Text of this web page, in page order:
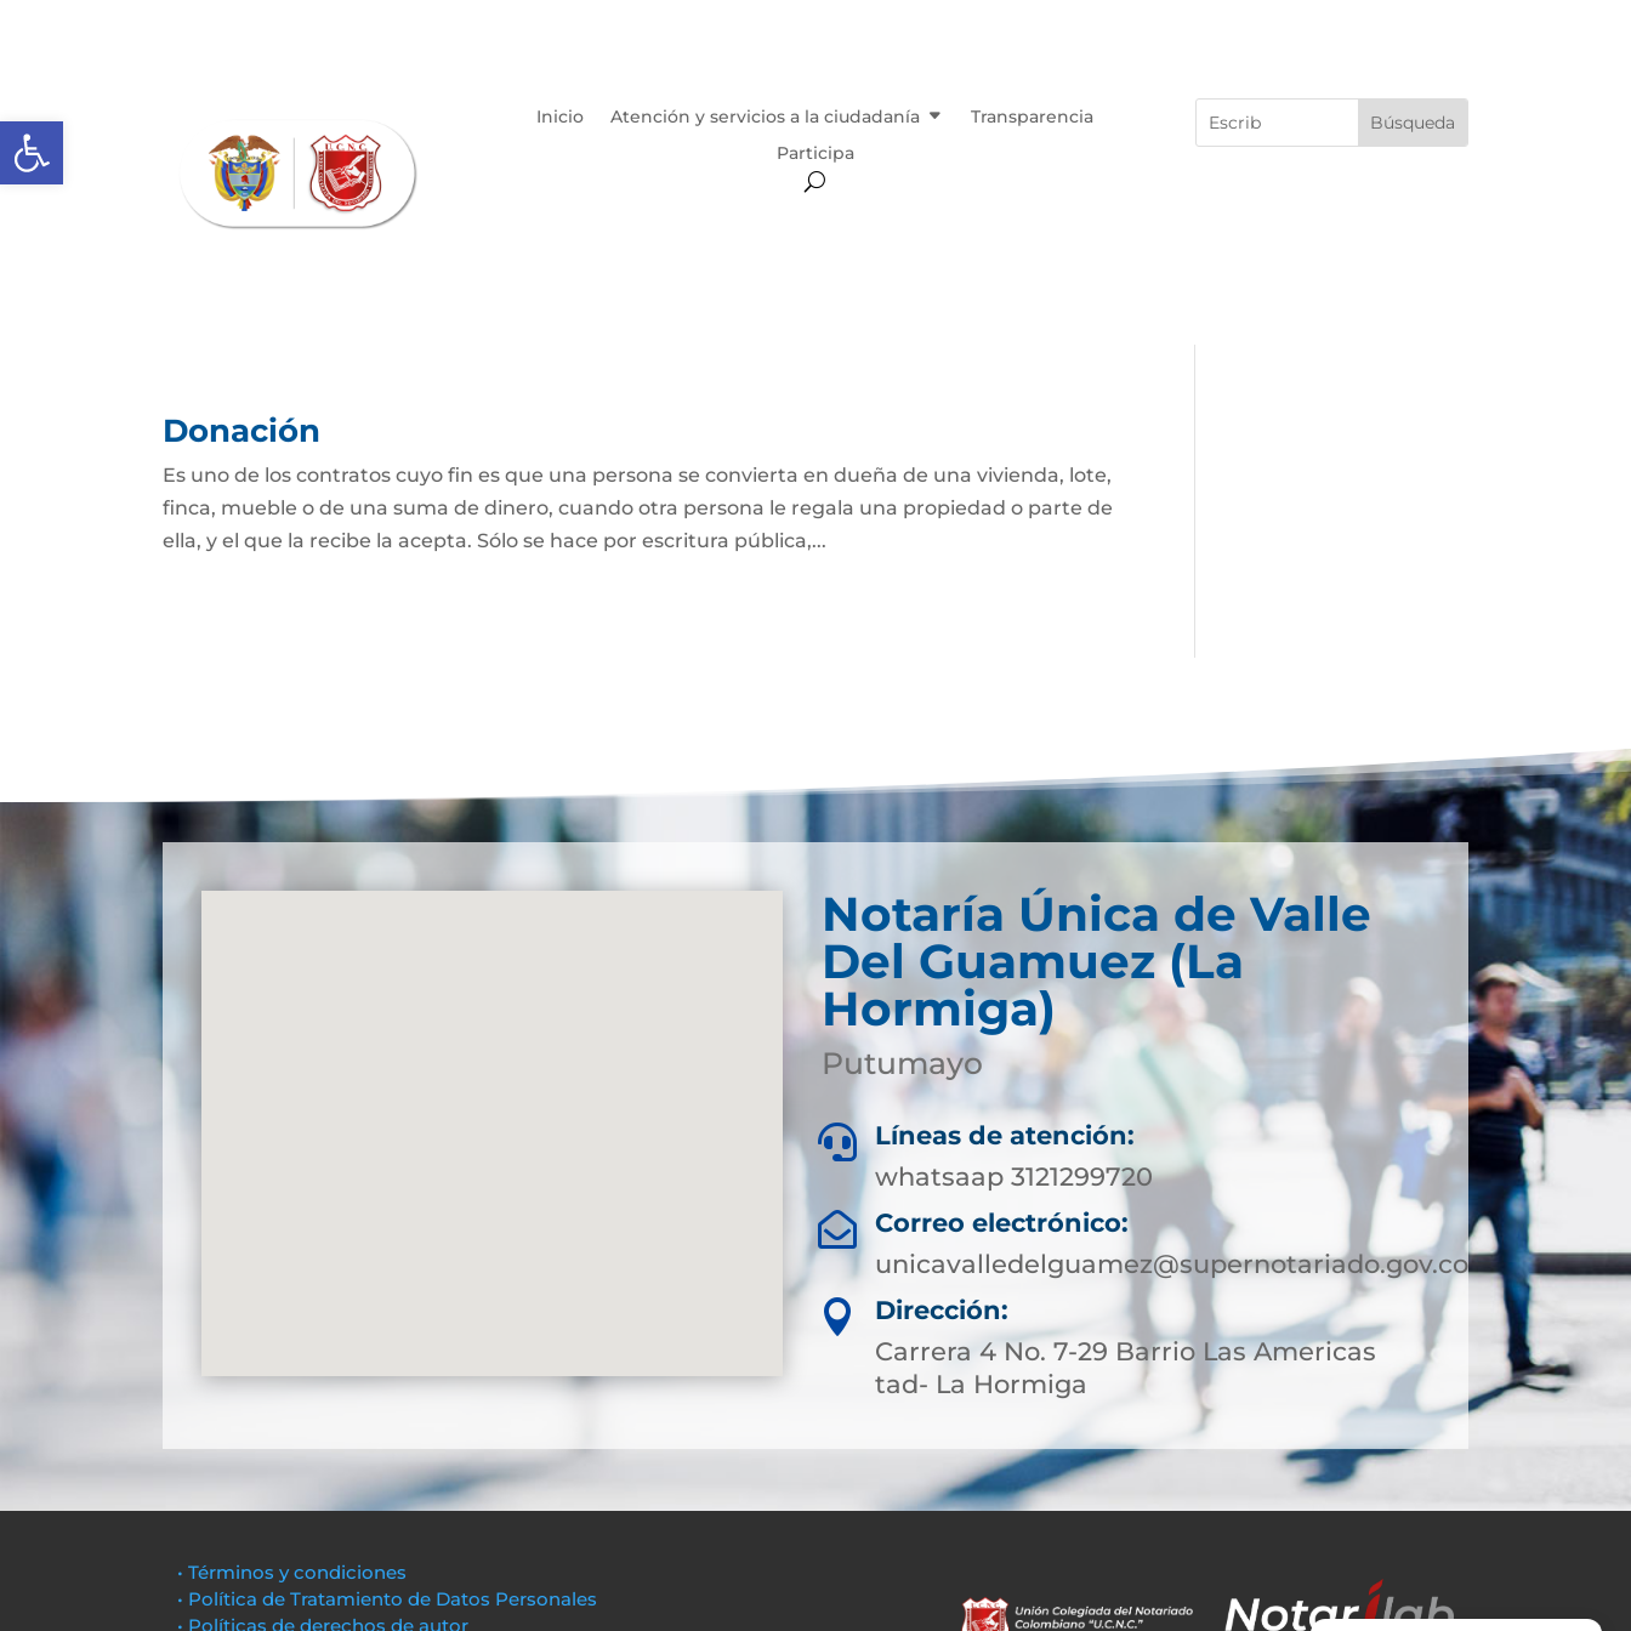
Abrir barra de herramientas Inicio Atención y servicios a la ciudadanía
Transparencia
Participa
Donación
Es uno de los contratos cuyo fin es que una persona se convierta en dueña de una vivienda, lote,
finca, mueble o de una suma de dinero, cuando otra persona le regala una propiedad o parte de
ella, y el que la recibe la acepta. Sólo se hace por escritura pública,...
Notaría Única de Valle
Del Guamuez (La
Hormiga)
Putumayo

Líneas de atención:
whatsaap 3121299720

Correo electrónico:
unicavalledelguamez@supernotariado.gov.co

Dirección:
Carrera 4 No. 7-29 Barrio Las Americas
tad- La Hormiga
• Términos y condiciones
• Política de Tratamiento de Datos Personales
• Políticas de derechos de autor